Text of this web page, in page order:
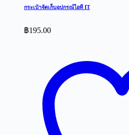
กระเป๋าจัดเก็บอุปกรณ์ไอที IT
฿195.00